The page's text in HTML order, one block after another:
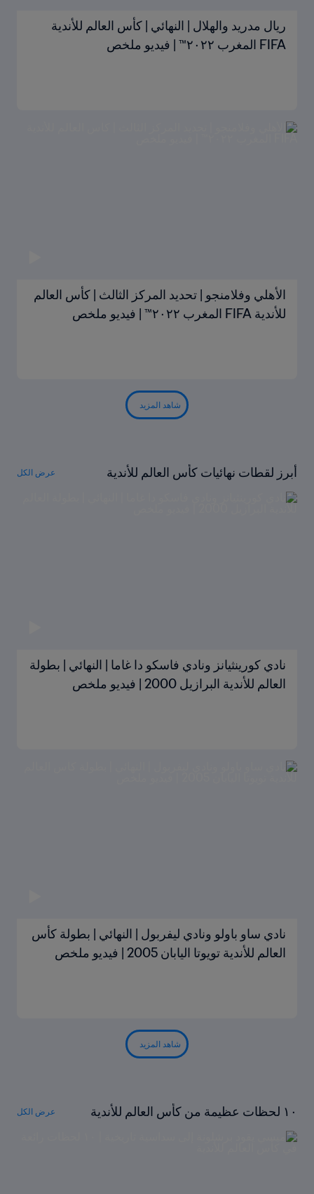
ريال مدريد والهلال | النهائي | كأس العالم للأندية
FIFA المغرب ٢٠٢٢™ | فيديو ملخص
الأهلي وفلامنجو | تحديد المركز الثالث | كأس العالم
للأندية FIFA المغرب ٢٠٢٢™ | فيديو ملخص
شاهد المزيد
أبرز لقطات نهائيات كأس العالم للأندية عرض الكل
نادي كورينثيانز ونادي فاسكو دا غاما | النهائي | بطولة
العالم للأندية البرازيل 2000 | فيديو ملخص
نادي ساو باولو ونادي ليفربول | النهائي | بطولة كأس
العالم للأندية تويوتا اليابان 2005 | فيديو ملخص
شاهد المزيد
١٠ لحظات عظيمة من كأس العالم للأندية عرض الكل